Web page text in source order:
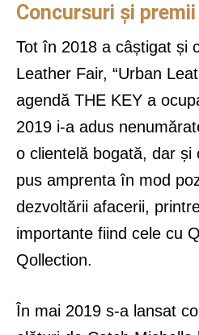
Concursuri și premii
Tot în 2018 a câștigat și
Leather Fair, “Urban
agendă THE KEY a
2019 i-a adus
o clientelă bogată, dar și
pus amprenta în mod
dezvoltării afacerii,
importante fiind cele cu
Qollection.
În mai 2019 s-a lansat